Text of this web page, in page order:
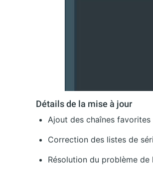
Détails de la mise à jour
Ajout des chaînes favorites
Correction des listes de
Résolution du problème